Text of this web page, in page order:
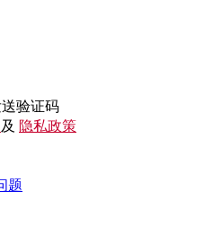
送验证码
及 隐私政策
题